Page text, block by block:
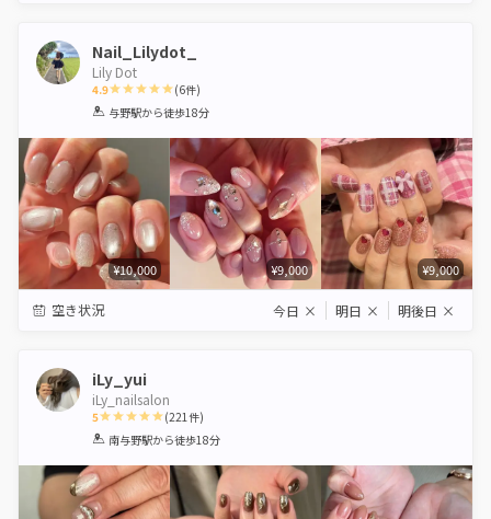
Nail_Lilydot_
Lily Dot
4.9
1 2 3 4 5
(6件)
与野駅から徒歩18分
¥10,000 ¥9,000 ¥9,000
空き状況 今日 × 明日 × 明後日 ×
iLy_yui
iLy_nailsalon
5
1 2 3 4 5
(221件)
南与野駅から徒歩18分